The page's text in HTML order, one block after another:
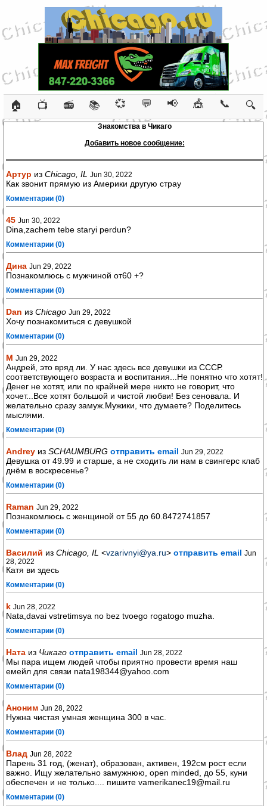
🏠 📺 📻 📚 💞 💬 📢 🎪 📞 🔍
Знакомства в Чикаго
Добавить новое сообщение:
Артур из Chicago, IL Jun 30, 2022
Как звонит прямую из Америки другую страу
Комментарии (0)
45 Jun 30, 2022
Dina,zachem tebe staryi perdun?
Комментарии (0)
Дина Jun 29, 2022
Познакомлюсь с мужчиной от60 +?
Комментарии (0)
Dan из Chicago Jun 29, 2022
Хочу познакомиться с девушкой
Комментарии (0)
М Jun 29, 2022
Андрей, это вряд ли. У нас здесь все девушки из СССР.
соответствующего возраста и воспитания...Не понятно что хотят!
Денег не хотят, или по крайней мере никто не говорит, что
хочет...Все хотят большой и чистой любви! Без сеновала. И
желательно сразу замуж.Мужики, что думаете? Поделитесь
мыслями.
Комментарии (0)
Andrey из SCHAUMBURG отправить email Jun 29, 2022
Девушка от 49.99 и старше, a не сходить ли нам в свингерс клаб
днём в воскресенье?
Комментарии (0)
Raman Jun 29, 2022
Познакомлюсь с женщиной от 55 до 60.8472741857
Комментарии (0)
Василий из Chicago, IL <vzarivnyi@ya.ru> отправить email Jun
28, 2022
Катя ви здесь
Комментарии (0)
k Jun 28, 2022
Nata,davai vstretimsya no bez tvoego rogatogo muzha.
Комментарии (0)
Ната из Чикаго отправить email Jun 28, 2022
Мы пара ищем людей чтобы приятно провести время наш
емейл для связи nata198344@yahoo.com
Комментарии (0)
Аноним Jun 28, 2022
Нужна чистая умная женщина 300 в час.
Комментарии (0)
Влад Jun 28, 2022
Парень 31 год, (женат), образован, активен, 192см рост если
важно. Ищу желательно замужнюю, open minded, до 55, куни
обеспечен и не только.... пишите vamerikanec19@mail.ru
Комментарии (0)